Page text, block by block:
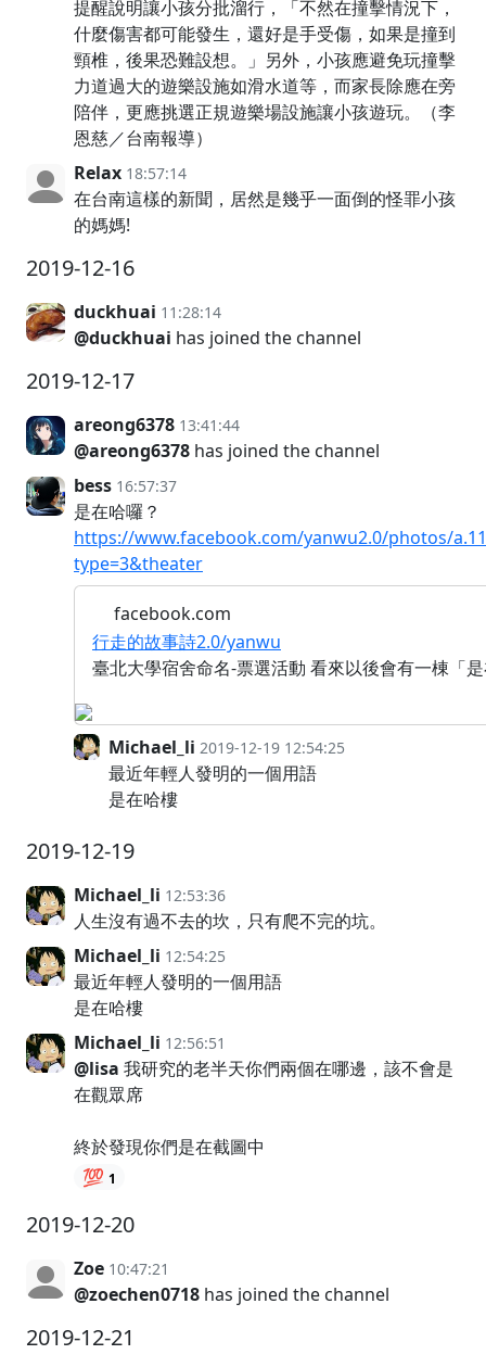
提醒說明讓小孩分批溜行，「不然在撞擊情況下，
什麼傷害都可能發生，還好是手受傷，如果是撞到
頸椎，後果恐難設想。」另外，小孩應避免玩撞擊
力道過大的遊樂設施如滑水道等，而家長除應在旁
陪伴，更應挑選正規遊樂場設施讓小孩遊玩。（李
恩慈／台南報導）
Relax 18:57:14
在台南這樣的新聞，居然是幾乎一面倒的怪罪小孩
的媽媽!
2019-12-16
duckhuai 11:28:14
@duckhuai has joined the channel
2019-12-17
areong6378 13:41:44
@areong6378 has joined the channel
bess 16:57:37
是在哈囉？
https://www.facebook.com/yanwu2.0/photos/
type=3&theater
facebook.com
行走的故事詩2.0/yanwu
臺北大學宿舍命名-票選活動 看來以後會有一棟「
Michael_li 2019-12-19 12:54:25
最近年輕人發明的一個用語
是在哈樓
2019-12-19
Michael_li 12:53:36
人生沒有過不去的坎，只有爬不完的坑。
Michael_li 12:54:25
最近年輕人發明的一個用語
是在哈樓
Michael_li 12:56:51
@lisa 我研究的老半天你們兩個在哪邊，該不會是
在觀眾席
終於發現你們是在截圖中
💯 1
2019-12-20
Zoe 10:47:21
@zoechen0718 has joined the channel
2019-12-21